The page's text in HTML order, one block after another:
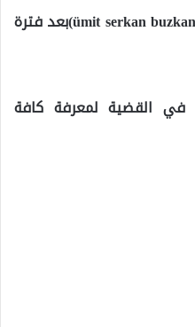
لتتمكن من القاء القبض عليه (ümit serkan buzkan)بعد فترة
في القضية لمعرفة كافة